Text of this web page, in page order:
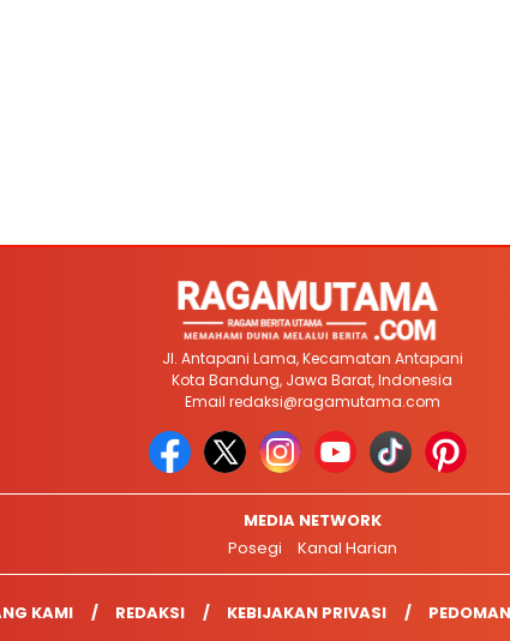
Jl. Antapani Lama, Kecamatan Antapani
Kota Bandung, Jawa Barat, Indonesia
Email redaksi@ragamutama.com
MEDIA NETWORK
Posegi
Kanal Harian
KAMI REDAKSI KEBIJAKAN PRIVASI